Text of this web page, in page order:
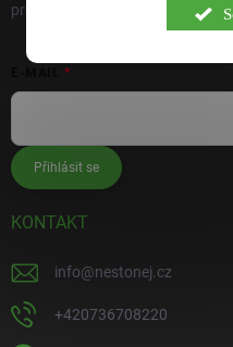
produktech na našem e-shopu.
Přihlásit se
KONTAKT
info@nestonej.cz
+420736708220